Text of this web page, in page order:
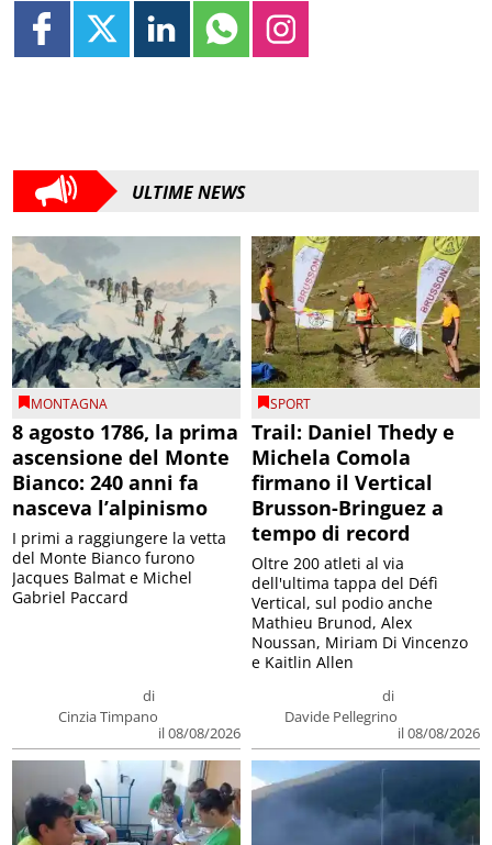
ULTIME NEWS
MONTAGNA
8 agosto 1786, la prima
ascensione del Monte
Bianco: 240 anni fa
nasceva l’alpinismo
di
Cinzia Timpano
il 08/08/2026
I primi a raggiungere la vetta
del Monte Bianco furono
Jacques Balmat e Michel
Gabriel Paccard
SPORT
Trail: Daniel Thedy e
Michela Comola
firmano il Vertical
Brusson-Bringuez a
tempo di record
di
Davide Pellegrino
il 08/08/2026
Oltre 200 atleti al via
dell'ultima tappa del Défì
Vertical, sul podio anche
Mathieu Brunod, Alex
Noussan, Miriam Di Vincenzo
e Kaitlin Allen